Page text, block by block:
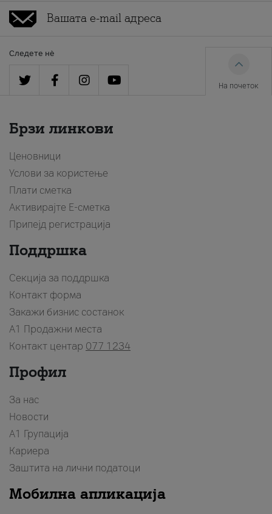
Следете нè
На почеток
Брзи линкови
Ценовници
Услови за користење
Плати сметка
Активирајте Е-сметка
Припејд регистрација
Поддршка
Секција за поддршка
Контакт форма
Закажи бизнис состанок
A1 Продажни места
Контакт центар 077 1234
Профил
За нас
Новости
А1 Групација
Кариера
Заштита на лични податоци
Мобилна апликација